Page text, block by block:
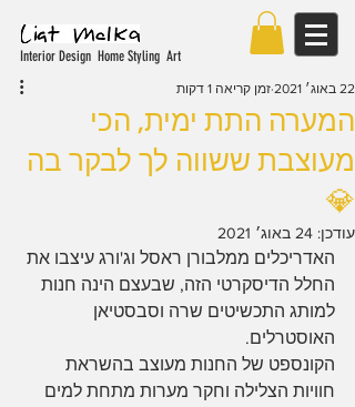
Interior Design Home Styling Art
המערה התת ימית, הכי
מעוצבת ששווה לך לבקר בה
💎
22 באוג׳ 2021 זמן קריאה 1 דקות
עודכן: 24 באוג׳ 2021
האדריכלים ממלבורן ראסל וג'ורג עיצבו את
החלל הדיסקרטי הזה, שבעצם הינה חנות
למותג התכשיטים שרה וסבסטיאן
האוסטרלים.
הקונספט של החנות מעוצב בהשראת
חוויות הצלילה וחקר מערות מתחת למים